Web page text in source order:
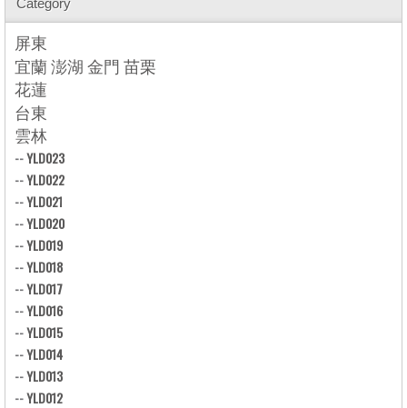
Category
屏東
宜蘭 澎湖 金門 苗栗
花蓮
台東
雲林
--YLD023
--YLD022
--YLD021
--YLD020
--YLD019
--YLD018
--YLD017
--YLD016
--YLD015
--YLD014
--YLD013
--YLD012